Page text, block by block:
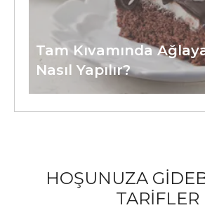
Tam Kıvamında
Nasıl Yapılır?
HOŞUNUZA
TARİFLER